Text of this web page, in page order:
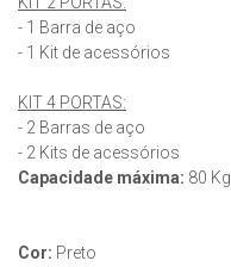
- 1 Barra de aço
- 1 Kit de acessórios
KIT 4 PORTAS:
- 2 Barras de aço
- 2 Kits de acessórios
Capacidade máxima: 80 Kg
Cor: Preto